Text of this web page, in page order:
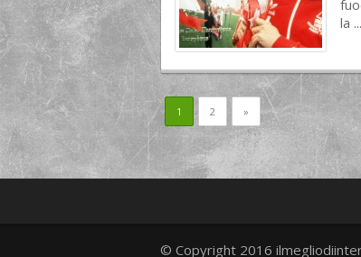
la ...
1 2 »
© Copyright 2016